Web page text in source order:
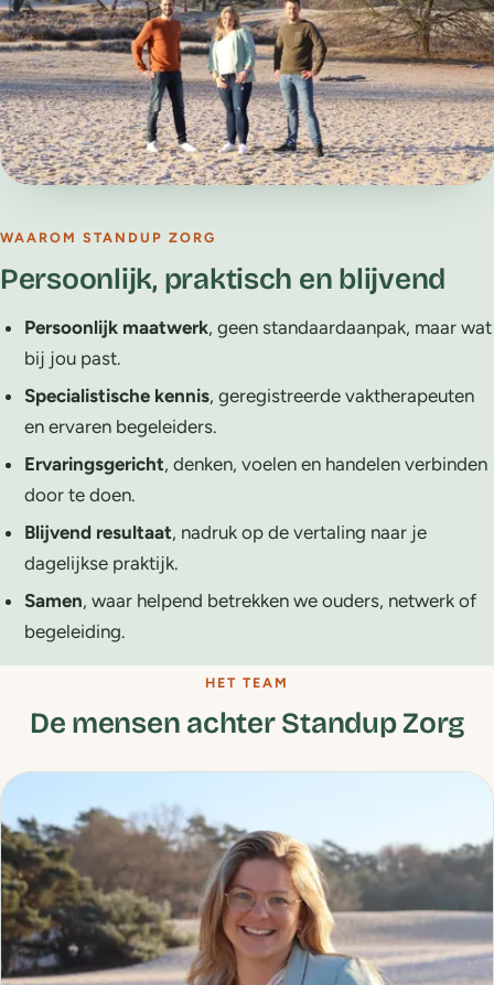
WAAROM STANDUP ZORG
Persoonlijk, praktisch en blijvend
Persoonlijk maatwerk, geen standaardaanpak, maar wat
bij jou past.
Specialistische kennis, geregistreerde vaktherapeuten
en ervaren begeleiders.
Ervaringsgericht, denken, voelen en handelen verbinden
door te doen.
Blijvend resultaat, nadruk op de vertaling naar je
dagelijkse praktijk.
Samen, waar helpend betrekken we ouders, netwerk of
begeleiding.
HET TEAM
De mensen achter Standup Zorg